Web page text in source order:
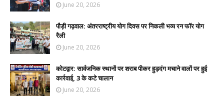
June 20, 2026
पौड़ी गढ़वाल: अंतरराष्ट्रीय योग दिवस पर निकली भव्य रन फॉर योग
रैली
June 20, 2026
कोटद्वार: सार्वजनिक स्थानों पर शराब पीकर हुड़दंग मचाने वालों पर हुई
कार्रवाई, 3 के कटे चालान
June 20, 2026